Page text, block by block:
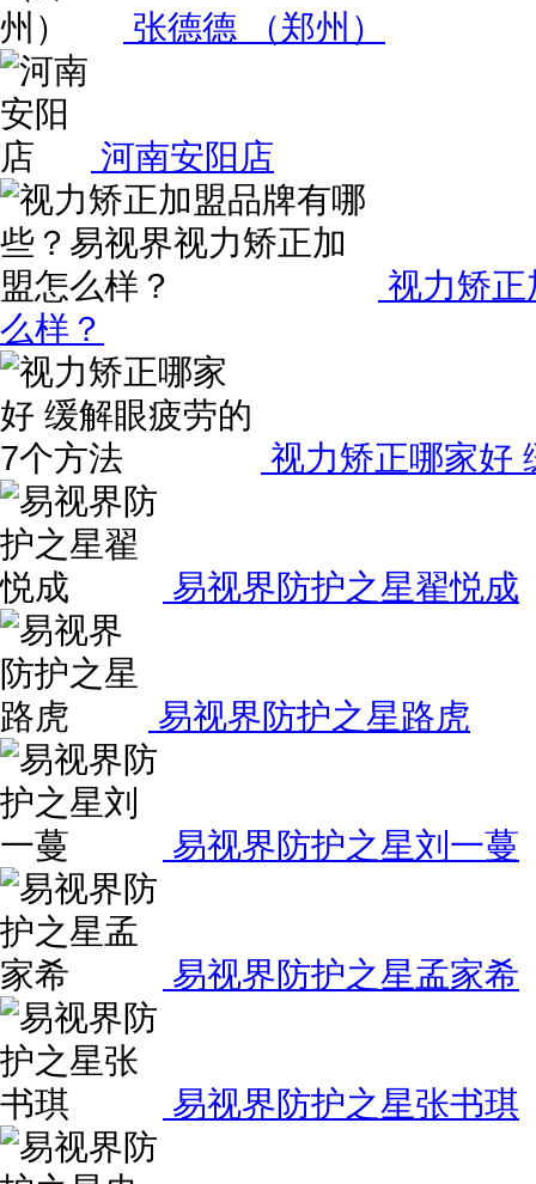
张德德 （郑州）
河南安阳店
视力矫
么样？
视力矫正哪家好
易视界防护之星翟悦成
易视界防护之星路虎
易视界防护之星刘一蔓
易视界防护之星孟家希
易视界防护之星张书琪